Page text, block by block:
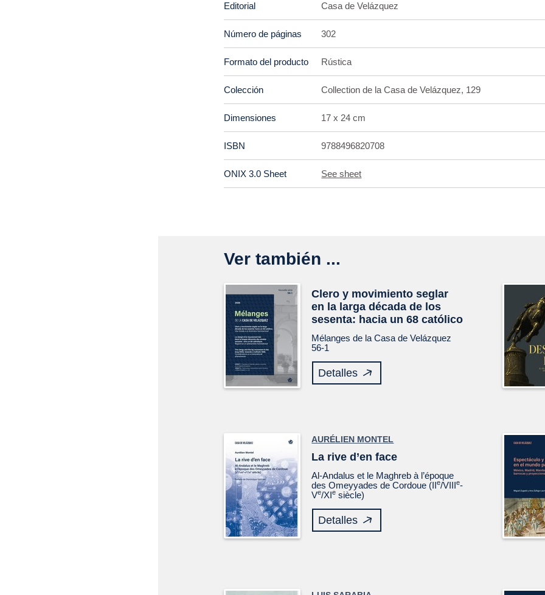
Editorial Casa de Velázquez
Número de páginas 302
Formato del producto Rústica
Colección Collection de la Casa de Velázquez, 129
Dimensiones 17 x 24 cm
ISBN 9788496820708
ONIX 3.0 Sheet See sheet
Ver también ...
Clero y movimiento seglar
en la larga década de los
sesenta: hacia un 68 católico
Mélanges de la Casa de Velázquez
56-1
Detalles
AURÉLIEN MONTEL
La rive d’en face
Al-Andalus et le Maghreb à l’époque
des Omeyyades de Cordoue (IIe/VIIIe-
Ve/XIe siècle)
Detalles